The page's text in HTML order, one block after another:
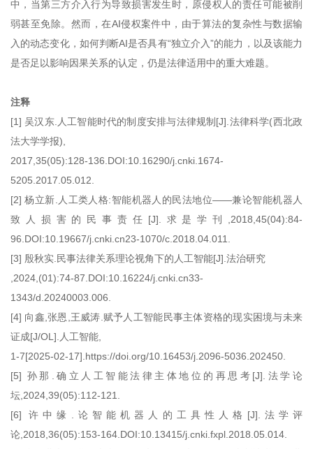
中，当第三方介入行为导致损害发生时，原侵权人的责任可能被削
弱甚至免除。然而，在AI侵权案件中，由于算法的复杂性与数据输
入的动态变化，如何判断AI是否具有“独立介入”的能力，以及该能力
是否足以影响因果关系的认定，仍是法律适用中的重大难题。
注释
[1] 吴汉东.人工智能时代的制度安排与法律规制[J].法律科学(西北政
法大学学报)
2017,35(05):128-136.DOI:10.16290/j.cnki.1674-
5205.2017.05.012.
[2] 杨立新.人工类人格:智能机器人的民法地位——兼论智能机器人
致人损害的民事责任[J].求是学刊,2018,45(04):84-
96.DOI:10.19667/j.cnki.cn23-1070/c.2018.04.011.
[3] 殷秋实.民事法律关系理论视角下的人工智能[J].法治研究
,2024,(01):74-87.DOI:10.16224/j.cnki.cn33-
1343/d.20240003.006.
[4] 向鑫,张恩,王威涛.赋予人工智能民事主体资格的现实困境与未来
证成[J/OL].人工智能,
1-7[2025-02-17].https://doi.org/10.16453/j.2096-5036.202450.
[5] 孙那.确立人工智能法律主体地位的再思考[J].法学论
坛,2024,39(05):112-121.
[6] 许中缘.论智能机器人的工具性人格[J].法学评
论,2018,36(05):153-164.DOI:10.13415/j.cnki.fxpl.2018.05.014.